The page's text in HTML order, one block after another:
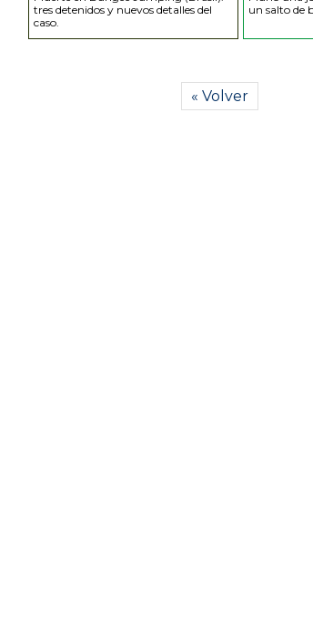
tres detenidos y nuevos detalles del
caso.
un salto de
« Volver